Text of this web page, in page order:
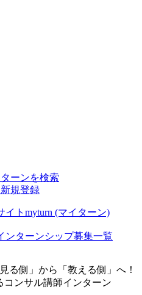
ーンを検索
新規登録
トmyturn (マイターン)
ンターンシップ募集一覧
る側」から「教える側」へ！
コンサル講師インターン